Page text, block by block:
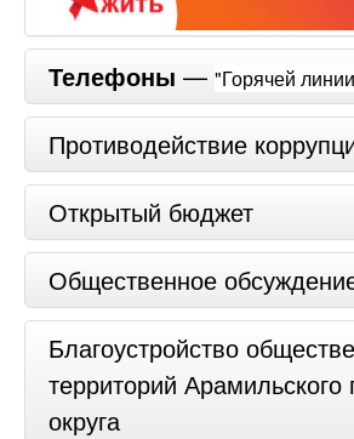
Телефоны — "Горячей
Противодействие
Открытый бюджет
Общественное
Благоустройство
территорий Арамильского
округа